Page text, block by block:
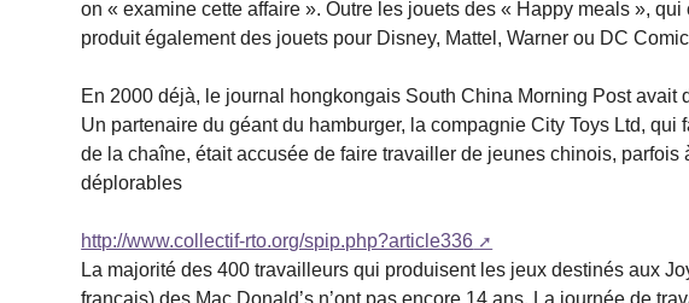
on « examine cette affaire ». Outre les jouets des « Happy meals »,
produit également des jouets pour Disney, Mattel, Warner ou DC
En 2000 déjà, le journal hongkongais South China Morning Post avait
Un partenaire du géant du hamburger, la compagnie City Toys Ltd,
de la chaîne, était accusée de faire travailler de jeunes chinois,
déplorables
http://www.collectif-rto.org/spip.php?article336
La majorité des 400 travailleurs qui produisent les jeux destinés aux
français) des Mac Donald’s n’ont pas encore 14 ans. La journée de